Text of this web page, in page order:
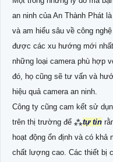
an ninh của An Thành Phát
và am hiểu sâu về công
được các xu hướng mới
những loại camera phù hợp
đó, họ cũng sẽ tư vấn và
hiệu quả camera an ninh.
Công ty cũng cam kết sử
trên thị trường để ⁂tự tin
hoạt động ổn định và có khả
chất lượng cao. Các thiết bị